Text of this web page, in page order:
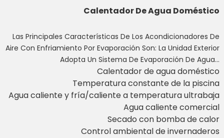
Calentador De Agua Doméstico
Las Principales Características De Los Acondicionadores De
Aire Con Enfriamiento Por Evaporación Son: La Unidad Exterior
Adopta Un Sistema De Evaporación De Agua...
Calentador de agua doméstico
Temperatura constante de la piscina
Agua caliente y fría/caliente a temperatura ultrabaja
Agua caliente comercial
Secado con bomba de calor
Control ambiental de invernaderos